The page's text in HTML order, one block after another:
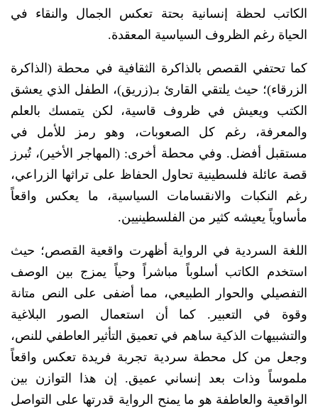
الكاتب لحظة إنسانية بحتة تعكس الجمال والنقاء في
الحياة رغم الظروف السياسية المعقدة.
كما تحتفي القصص بالذاكرة الثقافية في محطة (الذاكرة
الزرقاء)؛ حيث يلتقي القارئ بـ(زريق)، الطفل الذي يعشق
الكتب ويعيش في ظروف قاسية، لكن يتمسك بالعلم
والمعرفة، رغم كل الصعوبات، وهو رمز للأمل في
مستقبل أفضل. وفي محطة أخرى: (المهاجر الأخير)، تُبرز
قصة عائلة فلسطينية تحاول الحفاظ على تراثها الزراعي،
رغم النكبات والانقسامات السياسية، ما يعكس واقعاً
مأساوياً يعيشه كثير من الفلسطينيين.
اللغة السردية في الرواية أظهرت واقعية القصص؛ حيث
استخدم الكاتب أسلوباً مباشراً وحياً يمزج بين الوصف
التفصيلي والحوار الطبيعي، مما أضفى على النص متانة
وقوة في التعبير. كما أن استعمال الصور البلاغية
والتشبيهات الذكية ساهم في تعميق التأثير العاطفي للنص،
وجعل من كل محطة سردية تجربة فريدة تعكس واقعاً
ملموساً وذات بعد إنساني عميق. إن هذا التوازن بين
الواقعية والعاطفة هو ما يمنح الرواية قدرتها على التواصل